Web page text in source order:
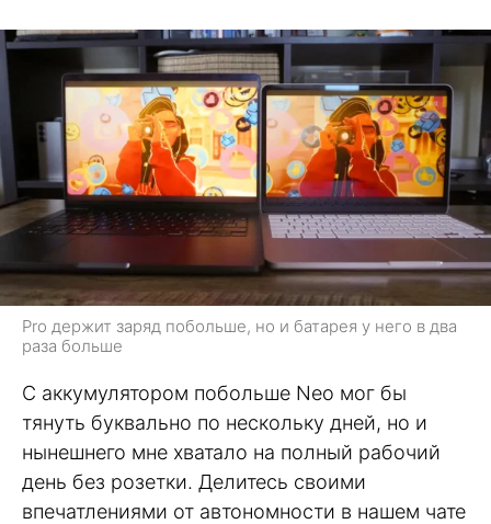
Pro держит заряд побольше, но и батарея у него в два
раза больше
С аккумулятором побольше Neo мог бы
тянуть буквально по нескольку дней, но и
нынешнего мне хватало на полный рабочий
день без розетки. Делитесь своими
впечатлениями от автономности в нашем чате